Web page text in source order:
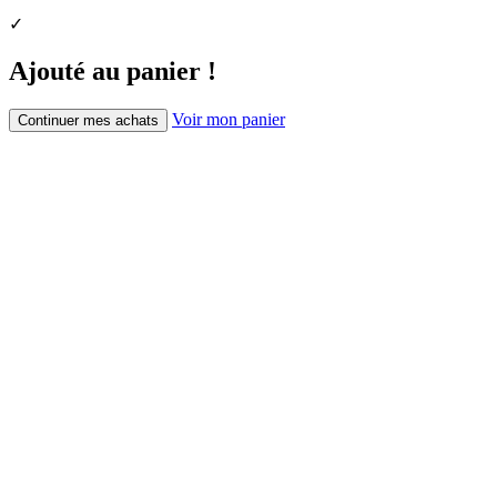
✓
Ajouté au panier !
Continuer mes achats Voir mon panier